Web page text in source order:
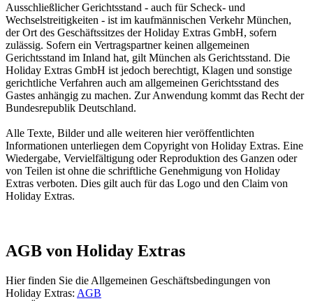
Ausschließlicher Gerichtsstand - auch für Scheck- und
Wechselstreitigkeiten - ist im kaufmännischen Verkehr München,
der Ort des Geschäftssitzes der Holiday Extras GmbH, sofern
zulässig. Sofern ein Vertragspartner keinen allgemeinen
Gerichtsstand im Inland hat, gilt München als Gerichtsstand. Die
Holiday Extras GmbH ist jedoch berechtigt, Klagen und sonstige
gerichtliche Verfahren auch am allgemeinen Gerichtsstand des
Gastes anhängig zu machen. Zur Anwendung kommt das Recht der
Bundesrepublik Deutschland.
Alle Texte, Bilder und alle weiteren hier veröffentlichten
Informationen unterliegen dem Copyright von Holiday Extras. Eine
Wiedergabe, Vervielfältigung oder Reproduktion des Ganzen oder
von Teilen ist ohne die schriftliche Genehmigung von Holiday
Extras verboten. Dies gilt auch für das Logo und den Claim von
Holiday Extras.
AGB von Holiday Extras
Hier finden Sie die Allgemeinen Geschäftsbedingungen von
Holiday Extras: AGB